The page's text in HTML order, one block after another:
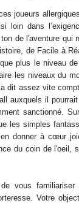
joueurs allergiques
loin dans
de l'aventure qui
de Facile à
plus le niveau
les niveaux du
dit assez vite
auxquels il pourrait
sanctionné. S
les simples
donner àcœur
du coin de l'oeil,
de vousfamiliariser
Votre